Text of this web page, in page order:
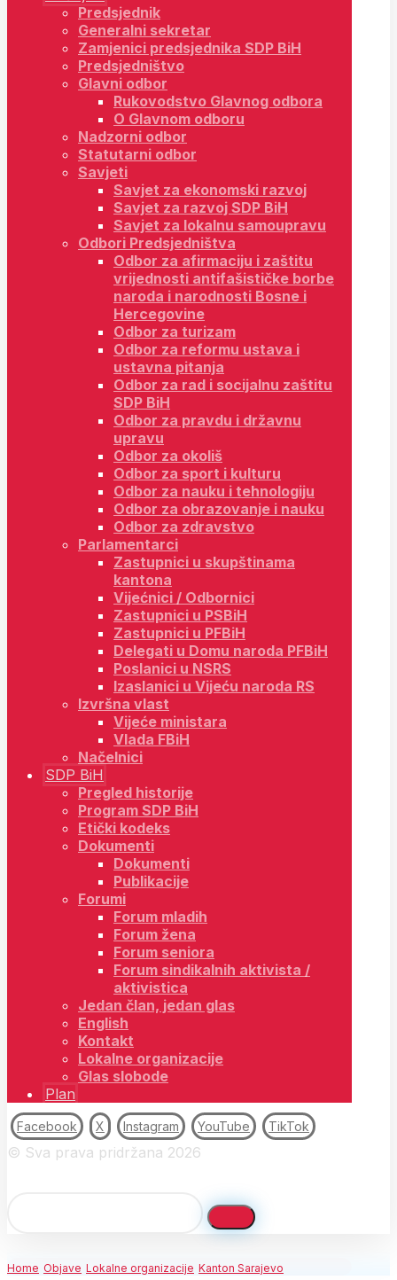
Predsjednik
Generalni sekretar
Zamjenici predsjednika SDP BiH
Predsjedništvo
Glavni odbor
Rukovodstvo Glavnog odbora
O Glavnom odboru
Nadzorni odbor
Statutarni odbor
Savjeti
Savjet za ekonomski razvoj
Savjet za razvoj SDP BiH
Savjet za lokalnu samoupravu
Odbori Predsjedništva
Odbor za afirmaciju i zaštitu
vrijednosti antifašističke borbe
naroda i narodnosti Bosne i
Hercegovine
Odbor za turizam
Odbor za reformu ustava i
ustavna pitanja
Odbor za rad i socijalnu zaštitu
SDP BiH
Odbor za pravdu i državnu
upravu
Odbor za okoliš
Odbor za sport i kulturu
Odbor za nauku i tehnologiju
Odbor za obrazovanje i nauku
Odbor za zdravstvo
Parlamentarci
Zastupnici u skupštinama
kantona
Vijećnici / Odbornici
Zastupnici u PSBiH
Zastupnici u PFBiH
Delegati u Domu naroda PFBiH
Poslanici u NSRS
Izaslanici u Vijeću naroda RS
Izvršna vlast
Vijeće ministara
Vlada FBiH
Načelnici
SDP BiH
Pregled historije
Program SDP BiH
Etički kodeks
Dokumenti
Dokumenti
Publikacije
Forumi
Forum mladih
Forum žena
Forum seniora
Forum sindikalnih aktivista /
aktivistica
Jedan član, jedan glas
English
Kontakt
Lokalne organizacije
Glas slobode
Plan
Facebook X Instagram YouTube TikTok
© Sva prava pridržana 2026
Home Objave Lokalne organizacije Kanton Sarajevo